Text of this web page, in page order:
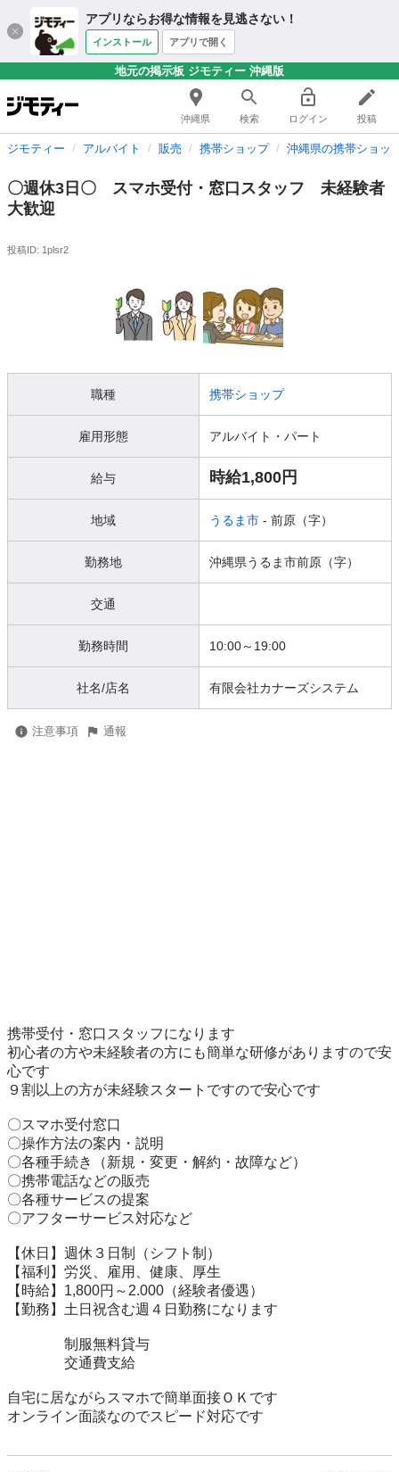
アプリならお得な情報を見逃さない！
インストール アプリで開く
地元の掲示板 ジモティー 沖縄版
沖縄県 検索 ログイン 投稿
ジモティー アルバイト 販売 携帯ショップ 沖縄県の携帯ショッ
〇週休3日〇 スマホ受付・窓口スタッフ 未経験者
大歓迎
投稿ID: 1plsr2
職種 携帯ショップ
雇用形態 アルバイト・パート
給与 時給1,800円
地域 うるま市 - 前原（字）
勤務地 沖縄県うるま市前原（字）
交通
勤務時間 10:00～19:00
社名/店名 有限会社カナーズシステム
注意事項 通報
携帯受付・窓口スタッフになります
初心者の方や未経験者の方にも簡単な研修がありますので安
心です
９割以上の方が未経験スタートですので安心です
〇スマホ受付窓口
〇操作方法の案内・説明
〇各種手続き（新規・変更・解約・故障など）
〇携帯電話などの販売
〇各種サービスの提案
〇アフターサービス対応など
【休日】週休３日制（シフト制）
【福利】労災、雇用、健康、厚生
【時給】1,800円～2.000（経験者優遇）
【勤務】土日祝含む週４日勤務になります
制服無料貸与
交通費支給
自宅に居ながらスマホで簡単面接ＯＫです
オンライン面談なのでスピード対応です